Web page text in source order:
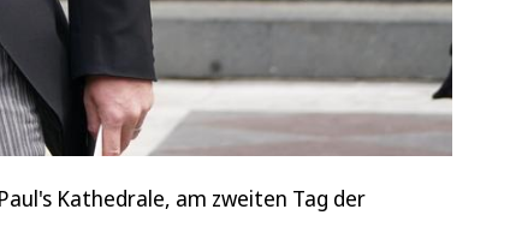
Kathedrale, am zweiten Tag der